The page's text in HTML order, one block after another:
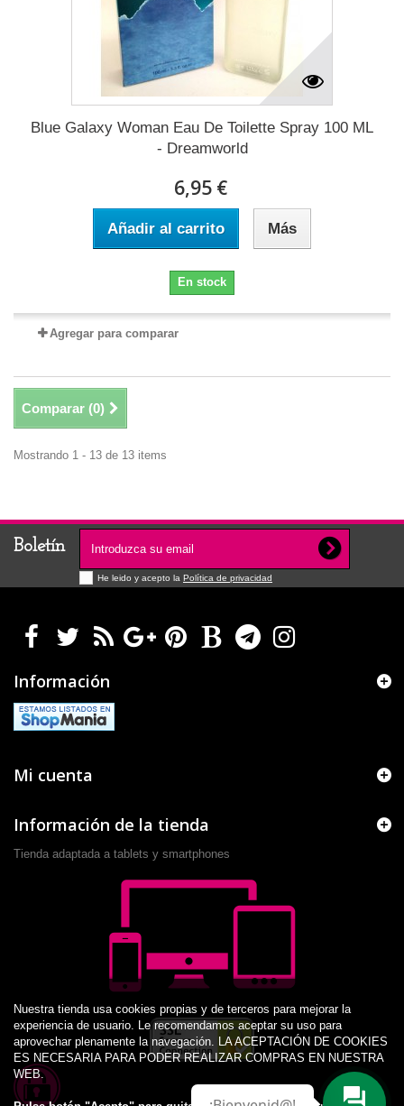
Blue Galaxy Woman Eau De Toilette Spray 100 ML
- Dreamworld
6,95 €
Añadir al carrito Más
En stock
Agregar para comparar
Comparar (0)
Mostrando 1 - 13 de 13 items
Boletín
He leido y acepto la Política de privacidad
Información
Mi cuenta
Información de la tienda
Tienda adaptada a tablets y smartphones
Nuestra tienda usa cookies propias y de terceros para mejorar la
experiencia de usuario. Le recomendamos aceptar su uso para
aprovechar plenamente la navegación. LA ACEPTACIÓN DE COOKIES
ES NECESARIA PARA PODER REALIZAR COMPRAS EN NUESTRA
WEB.